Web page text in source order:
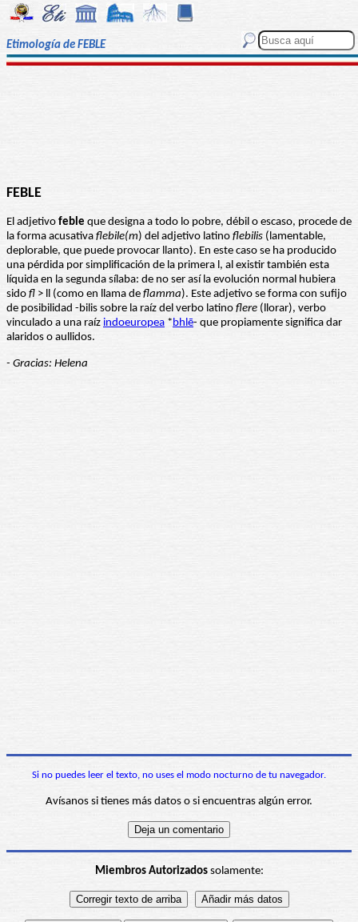
Etimología de FEBLE
FEBLE
El adjetivo feble que designa a todo lo pobre, débil o escaso, procede de
la forma acusativa flebile(m) del adjetivo latino flebilis (lamentable,
deplorable, que puede provocar llanto). En este caso se ha producido
una pérdida por simplificación de la primera l, al existir también esta
líquida en la segunda sílaba: de no ser así la evolución normal hubiera
sido fl > ll (como en llama de flamma). Este adjetivo se forma con sufijo
de posibilidad -bilis sobre la raíz del verbo latino flere (llorar), verbo
vinculado a una raíz indoeuropea *bhlē- que propiamente significa dar
alaridos o aullidos.
- Gracias: Helena
Si no puedes leer el texto, no uses el modo nocturno de tu navegador.
Avísanos si tienes más datos o si encuentras algún error.
Miembros Autorizadossolamente: